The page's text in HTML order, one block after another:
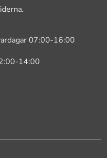
07:00-16:00
14:00